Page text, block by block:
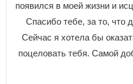
появился в моей жизни и
Спасибо тебе, за то, что
Сейчас я хотела бы
поцеловать тебя. Самой